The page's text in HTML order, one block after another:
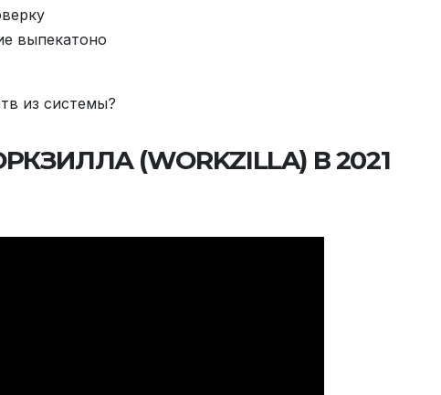
выпекатоно
из системы?
(WORKZILLA) В 2021